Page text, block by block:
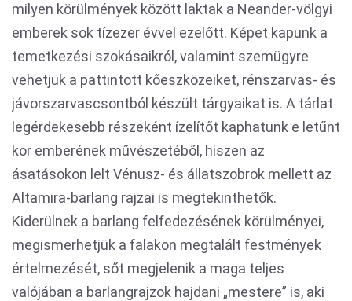
milyen körülmények között laktak a Neander-völgyi
emberek sok tízezer évvel ezelőtt. Képet kapunk a
temetkezési szokásaikról, valamint szemügyre
vehetjük a pattintott kőeszközeiket, rénszarvas- és
jávorszarvascsontból készült tárgyaikat is. A tárlat
legérdekesebb részeként ízelítőt kaphatunk e letűnt
kor emberének művészetéből, hiszen az
ásatásokon lelt Vénusz- és állatszobrok mellett az
Altamira-barlang rajzai is megtekinthetők.
Kiderülnek a barlang felfedezésének körülményei,
megismerhetjük a falakon megtalált festmények
értelmezését, sőt megjelenik a maga teljes
valójában a barlangrajzok hajdani „mestere” is, aki